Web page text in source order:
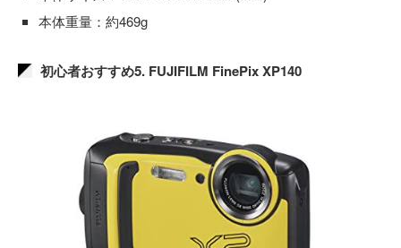
本体重量：約469g
初心者おすすめ5. FUJIFILM FinePix XP140